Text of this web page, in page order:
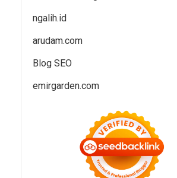
ngalih.id
arudam.com
Blog SEO
emirgarden.com